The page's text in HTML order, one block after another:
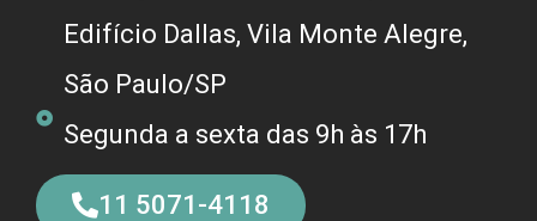
Edifício Dallas, Vila Monte Alegre,
São Paulo/SP
Segunda a sexta das 9h às 17h
11 5071-4118